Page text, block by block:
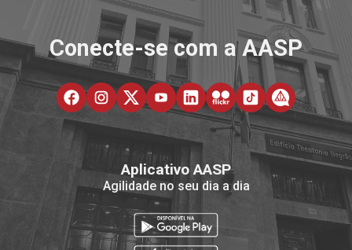
Conecte-se com a AASP
Aplicativo AASP
Agilidade no seu dia a dia